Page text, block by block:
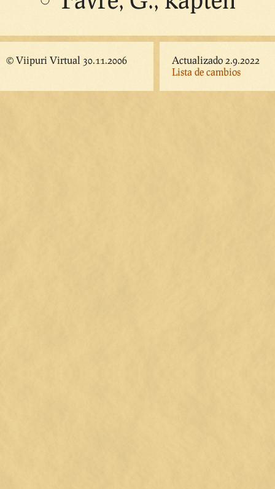
© Viipuri Virtual 30.11.2006
Actualizado 2.9.2022
Lista de cambios